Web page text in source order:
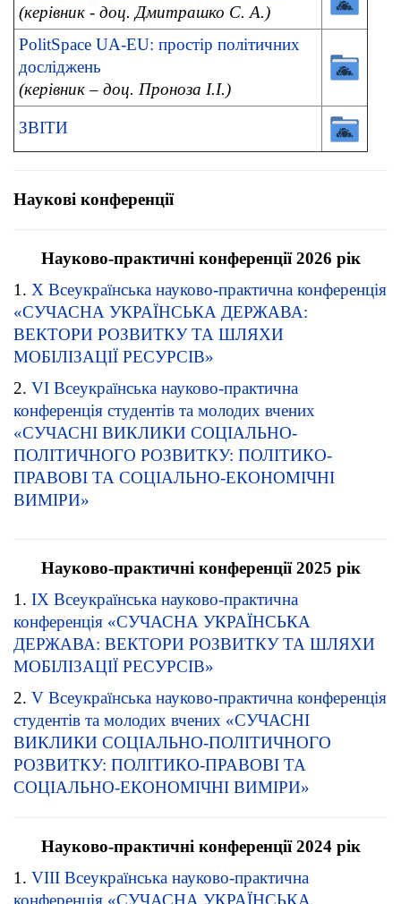
(керівник - доц. Дмитрашко С. А.)
PolitSpace UA-EU: простір політичних
досліджень
(керівник – доц. Проноза І.І.)
ЗВІТИ
Наукові конференції
Науково-практичні конференції 2026 рік
1. Х Всеукраїнська науково-практична конференція
«СУЧАСНА УКРАЇНСЬКА ДЕРЖАВА:
ВЕКТОРИ РОЗВИТКУ ТА ШЛЯХИ
МОБІЛІЗАЦІЇ РЕСУРСІВ»
2. VІ Всеукраїнська науково-практична
конференція студентів та молодих вчених
«СУЧАСНІ ВИКЛИКИ СОЦІАЛЬНО-
ПОЛІТИЧНОГО РОЗВИТКУ: ПОЛІТИКО-
ПРАВОВІ ТА СОЦІАЛЬНО-ЕКОНОМІЧНІ
ВИМІРИ»
Науково-практичні конференції 2025 рік
1. ІХ Всеукраїнська науково-практична
конференція «СУЧАСНА УКРАЇНСЬКА
ДЕРЖАВА: ВЕКТОРИ РОЗВИТКУ ТА ШЛЯХИ
МОБІЛІЗАЦІЇ РЕСУРСІВ»
2. V Всеукраїнська науково-практична конференція
студентів та молодих вчених «СУЧАСНІ
ВИКЛИКИ СОЦІАЛЬНО-ПОЛІТИЧНОГО
РОЗВИТКУ: ПОЛІТИКО-ПРАВОВІ ТА
СОЦІАЛЬНО-ЕКОНОМІЧНІ ВИМІРИ»
Науково-практичні конференції 2024 рік
1. VIII Всеукраїнська науково-практична
конференція «СУЧАСНА УКРАЇНСЬКА